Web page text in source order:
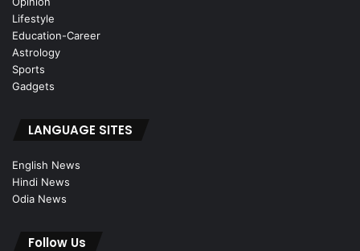
Lifestyle
Education-Career
Astrology
Sports
Gadgets
LANGUAGE SITES
English News
Hindi News
Odia News
Follow Us